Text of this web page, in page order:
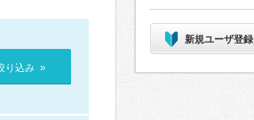
り込み »
新規ユーザ登録